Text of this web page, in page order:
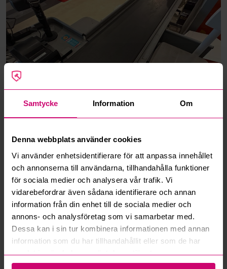
Samtycke Information Om
Denna webbplats använder cookies
Vi använder enhetsidentifierare för att anpassa innehållet
och annonserna till användarna, tillhandahålla funktioner
för sociala medier och analysera vår trafik. Vi
vidarebefordrar även sådana identifierare och annan
information från din enhet till de sociala medier och
annons- och analysföretag som vi samarbetar med.
Dessa kan i sin tur kombinera informationen med annan
information som du har tillhandahållit eller som de har
samlat in när du har använt deras tjänster.